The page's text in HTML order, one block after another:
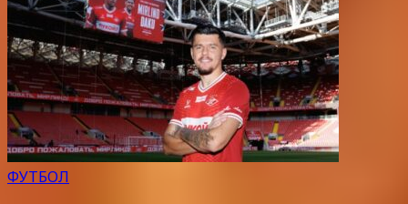
ФУТБОЛ